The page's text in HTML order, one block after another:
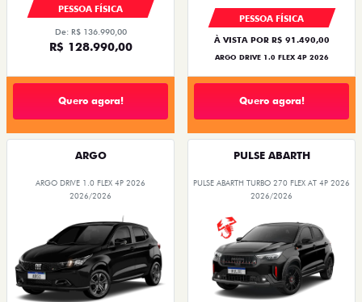
PESSOA FÍSICA
De: R$ 136.990,00
R$ 128.990,00
Quero agora!
PESSOA FÍSICA
À VISTA POR R$ 91.490,00
ARGO DRIVE 1.0 FLEX 4P 2026
Quero agora!
ARGO
ARGO DRIVE 1.0 FLEX 4P 2026
2026/2026
PULSE ABARTH
PULSE ABARTH TURBO 270 FLEX AT 4P 2026
2026/2026